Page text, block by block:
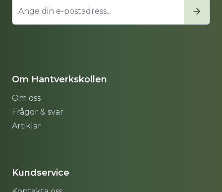
Om Hantverkskollen
Om oss
Frågor & svar
Artiklar
Kundservice